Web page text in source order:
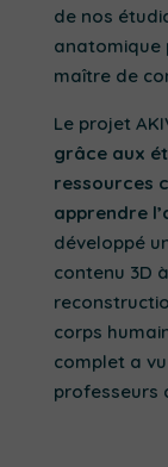
de nos
anatomique
maître de
Le projet
grâce aux
ressources
apprendre
développé
contenu 3D
corps
complet a
professeurs